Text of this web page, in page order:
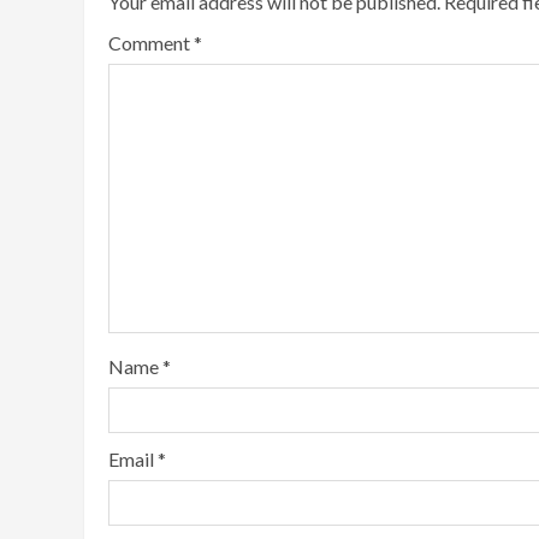
Comment*
Name*
Email*